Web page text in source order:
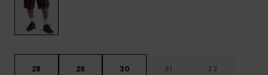
28 29 30 31 32